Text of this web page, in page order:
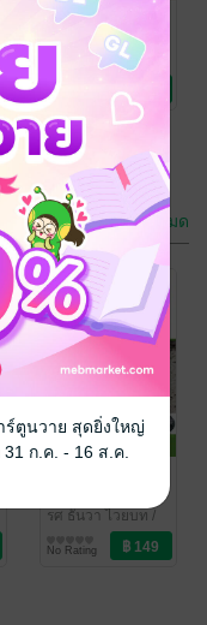
การวางแผน
และการ
วิเคราะห์สถิติ
ทางการเกษตร
ด้วยโปรแกรม
สำเร็จรููป
รศ ธันวา ไวยบท
มะขาม
คอมพิวเตอร์
No Rating
ดูทั้งหมด
ครั้งที่ 2
รศ ธันวา ไวยบท /
No Rating
ร์ตูนวาย สุดยิ่งใหญ่
ก.ค. - 16 ส.ค.